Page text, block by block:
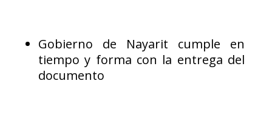
Gobierno de Nayarit cumple en
tiempo y forma con la entrega del
documento